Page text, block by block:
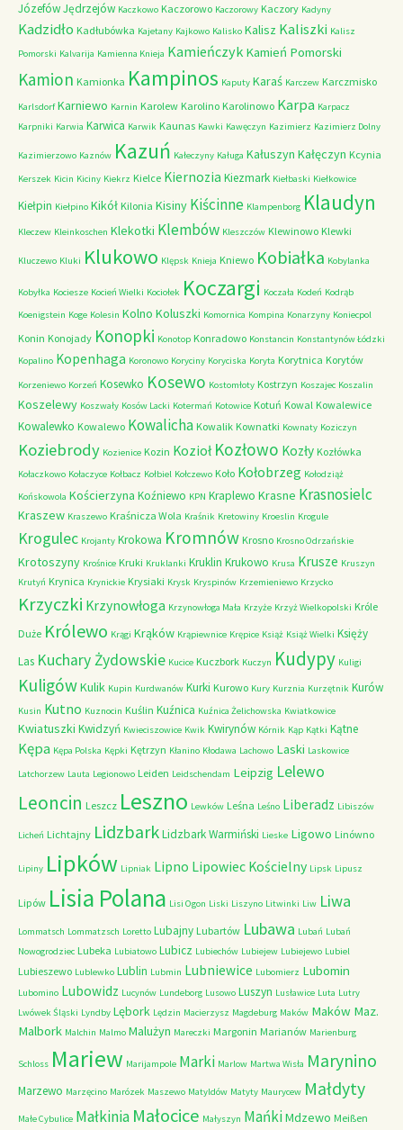
JózefówJędrzejów Kaczkowo Kaczorowo Kaczorowy Kaczory Kadyny
Kadzidło Kadłubówka Kajetany Kajkowo Kalisko Kalisz Kaliszki Kalisz
Pomorski Kalvarija Kamienna Knieja Kamieńczyk Kamień Pomorski
Kamion Kamionka Kampinos Kaputy Karaś Karczew Karczmisko
Karlsdorf Karniewo Karnin Karolew Karolino Karolinowo Karpa Karpacz
Karpniki Karwia Karwica Karwik Kaunas Kawki Kawęczyn Kazimierz Kazimierz Dolny
Kazimierzowo Kaznów Kazuń Kałeczyny Kaługa Kałuszyn Kałęczyn Kcynia
Kerszek Kicin Kiciny Kiekrz Kielce Kiernozia Kiezmark Kiełbaski Kiełkowice
Kiełpin Kiełpino Kikół Kilonia Kisiny Kiścinne Klampenborg Klaudyn
Kleczew Kleinkoschen Klekotki Klembów Kleszczów Klewinowo Klewki
Kluczewo Kluki Klukowo Klępsk Knieja Kniewo Kobiałka Kobylanka
Kobyłka Kociesze Kocień Wielki Kociołek Koczargi Koczała Kodeń Kodrąb
Koenigstein Koge Kolesin Kolno Koluszki Komornica Kompina Konarzyny Koniecpol
Konin Konojady Konopki Konotop Konradowo Konstancin Konstantynów Łódzki
Kopalino Kopenhaga Koronowo Koryciny Koryciska Koryta Korytnica Korytów
Korzeniewo Korzeń Kosewko Kosewo Kostomłoty Kostrzyn Koszajec Koszalin
Koszelewy Koszwały Kosów Lacki Kotermań Kotowice Kotuń Kowal Kowalewice
Kowalewko Kowalewo Kowalicha Kowalik Kownatki Kownaty Koziczyn
Koziebrody Kozienice Kozin Kozioł Kozłowo Kozły Kozłówka
Kołaczkowo Kołaczyce Kołbacz Kołbiel Kołczewo Koło Kołobrzeg Kołodziąż
Końskowola Kościerzyna Koźniewo KPN Kraplewo Krasne Krasnosielc
Kraszew Kraszewo Kraśnicza Wola Kraśnik Kretowiny Kroeslin Krogule
Krogulec Krojanty Krokowa Kromnów Krosno Krosno Odrzańskie
Krotoszyny Krośnice Kruki Kruklanki Kruklin Krukowo Krusa Krusze Kruszyn
Krutyń Krynica Krynickie Krysiaki Krysk Kryspinów Krzemieniewo Krzycko
Krzyczki Krzynowłoga Krzynowłoga Mała Krzyże Krzyż Wielkopolski Króle
Duże Królewo Krągi Krąków Krąpiewnice Krępice Książ Książ Wielki Księży
Las Kuchary Żydowskie Kucice Kuczbork Kuczyn Kudypy Kuligi
KuligówKulik Kupin Kurdwanów Kurki Kurowo Kury Kurznia Kurzętnik Kurów
Kusin Kutno Kuznocin Kuślin Kuźnica Kuźnica Żelichowska Kwiatkowice
Kwiatuszki Kwidzyń Kwieciszowice Kwik Kwirynów Kórnik Kąp Kątki Kątne
Kępa Kępa Polska Kępki Kętrzyn Kłanino Kłodawa Lachowo Laski Laskowice
Latchorzew Lauta Legionowo Leiden Leidschendam Leipzig Lelewo
Leoncin Leszcz Leszno Lewków Leśna Leśno Liberadz Libiszów
Licheń Lichtajny LidzbarkLidzbark Warmiński Lieske Ligowo Linówno
Lipiny Lipków Lipniak Lipno Lipowiec Kościelny Lipsk Lipusz
Lipów Lisia Polana Lisi Ogon Liski Liszyno Litwinki Liw Liwa
Lommatsch Lommatzsch Loretto Lubajny Lubartów Lubawa Lubań Lubań
Nowogrodziec Lubeka Lubiatowo Lubicz Lubiechów Lubiejew Lubiejewo Lubiel
Lubieszewo Lublewko Lublin Lubmin Lubniewice Lubomierz Lubomin
Lubomino Lubowidz Lucynów Lundeborg Lusowo Luszyn Lusławice Luta Lutry
Lwówek Śląski Lyndby Lębork Lędzin Macierzysz Magdeburg Maków Maków Maz.
Malbork Malchin Malmo Malużyn Mareczki Margonin Marianów Marienburg
Schloss Mariew Marijampole Marki Marlow Martwa Wisła Marynino
Marzewo Marzęcino Marózek Maszewo Matyldów Matyty Maurycew Małdyty
Małe Cybulice Małkinia Małocice Małyszyn MańkiMdzewo Meißen